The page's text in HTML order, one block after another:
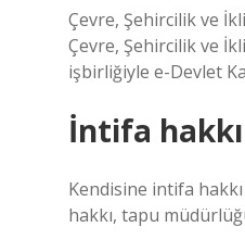
Çevre, Şehircilik ve
Çevre, Şehircilik ve
işbirliğiyle e-Devlet
İntifa hakkı
Kendisine intifa
hakkı, tapu